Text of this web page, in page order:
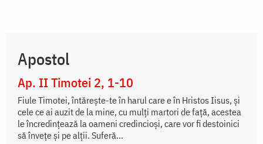
Apostol
Ap. II Timotei 2, 1-10
Fiule Timotei, întăreşte-te în harul care e în Hristos Iisus, şi
cele ce ai auzit de la mine, cu mulţi martori de faţă, acestea
le încredinţează la oameni credincioşi, care vor fi destoinici
să înveţe şi pe alţii. Suferă...